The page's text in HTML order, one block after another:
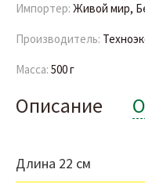
Импортер: Живой мир,
Производитель:
Масса: 500 г
Описание
Длина 22 см